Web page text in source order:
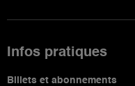
Infos pratiques
Billets et abonnements